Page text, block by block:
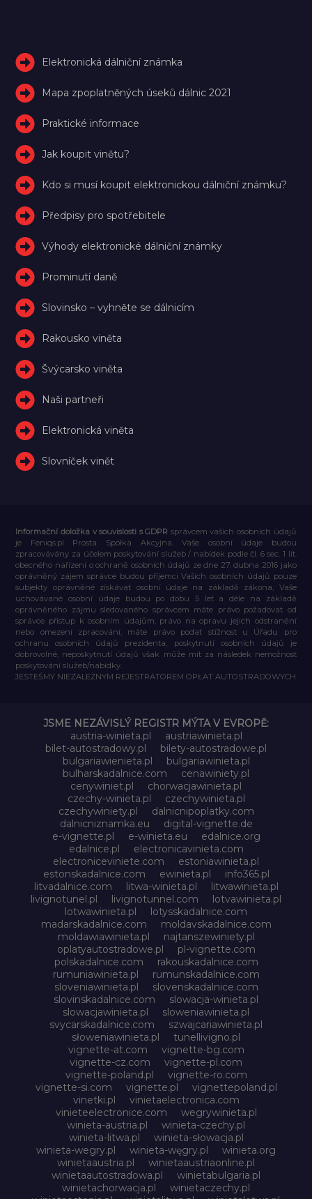
Elektronická dálniční známka
Mapa zpoplatněných úseků dálnic 2021
Praktické informace
Jak koupit vinětu?
Kdo si musí koupit elektronickou dálniční známku?
Předpisy pro spotřebitele
Výhody elektronické dálniční známky
Prominutí daně
Slovinsko – vyhněte se dálnicím
Rakousko viněta
Švýcarsko viněta
Naši partneři
Elektronická viněta
Slovníček vinět
Informační doložka v souvislosti s GDPR správcem vašich osobních údajů
je Feniqs.pl Prosta Spółka Akcyjna. Vaše osobní údaje budou
zpracovávány za účelem poskytování služeb / nabídek podle čl. 6 sec. 1 lit.
obecného nařízení o ochraně osobních údajů ze dne 27. dubna 2016 jako
oprávněný zájem správce budou příjemci Vašich osobních údajů pouze
subjekty oprávněné získávat osobní údaje na základě zákona, Vaše
uchovávané osobní údaje budou po dobu 5 let a déle na základě
oprávněného zájmu sledovaného správcem máte právo požadovat od
správce přístup k osobním údajům, právo na opravu jejich odstranění
nebo omezení zpracování, máte právo podat stížnost u Úřadu pro
ochranu osobních údajů prezidenta, poskytnutí osobních údajů je
dobrovolné, neposkytnutí údajů však může mít za následek nemožnost
poskytování služeb/nabídky.
JESTEŚMY NIEZALEŻNYM REJESTRATOREM OPŁAT AUTOSTRADOWYCH
JSME NEZÁVISLÝ REGISTR MÝTA V EVROPĚ:
austria-winieta.pl
austriawinieta.pl
bilet-autostradowy.pl
bilety-autostradowe.pl
bulgariawienieta.pl
bulgariawinieta.pl
bulharskadalnice.com
cenawiniety.pl
cenywiniet.pl
chorwacjawinieta.pl
czechy-winieta.pl
czechywinieta.pl
czechywiniety.pl
dalnicnipoplatky.com
dalnicniznamka.eu
digital-vignette.de
e-vignette.pl
e-winieta.eu
edalnice.org
edalnice.pl
electronicavinieta.com
electroniceviniete.com
estoniawinieta.pl
estonskadalnice.com
ewinieta.pl
info365.pl
litvadalnice.com
litwa-winieta.pl
litwawinieta.pl
livignotunel.pl
livignotunnel.com
lotvawinieta.pl
lotwawinieta.pl
lotysskadalnice.com
madarskadalnice.com
moldavskadalnice.com
moldawiawinieta.pl
najtanszewiniety.pl
oplatyautostradowe.pl
pl-vignette.com
polskadalnice.com
rakouskadalnice.com
rumuniawinieta.pl
rumunskadalnice.com
sloveniawinieta.pl
slovenskadalnice.com
slovinskadalnice.com
slowacja-winieta.pl
slowacjawinieta.pl
sloweniawinieta.pl
svycarskadalnice.com
szwajcariawinieta.pl
słoweniawinieta.pl
tunellivigno.pl
vignette-at.com
vignette-bg.com
vignette-cz.com
vignette-pl.com
vignette-poland.pl
vignette-ro.com
vignette-si.com
vignette.pl
vignettepoland.pl
vinetki.pl
vinietaelectronica.com
vinieteelectronice.com
wegrywinieta.pl
winieta-austria.pl
winieta-czechy.pl
winieta-litwa.pl
winieta-słowacja.pl
winieta-wegry.pl
winieta-węgry.pl
winieta.org
winietaaustria.pl
winietaaustriaonline.pl
winietaautostradowa.pl
winietabulgaria.pl
winietachorwacja.pl
winietaczechy.pl